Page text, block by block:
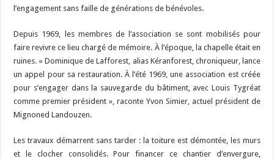
l’engagement sans faille de générations de bénévoles.
Depuis 1969, les membres de l’association se sont mobilisés pour
faire revivre ce lieu chargé de mémoire. À l’époque, la chapelle était en
ruines. « Dominique de Lafforest, alias Kéranforest, chroniqueur, lance
un appel pour sa restauration. À l’été 1969, une association est créée
pour s’engager dans la sauvegarde du bâtiment, avec Louis Tygréat
comme premier président », raconte Yvon Simier, actuel président de
Mignoned Landouzen.
Les travaux démarrent sans tarder : la toiture est démontée, les murs
et le clocher consolidés. Pour financer ce chantier d’envergure,